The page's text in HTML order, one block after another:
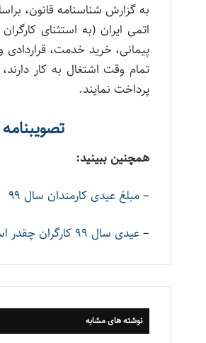
به گزارش شناسنامه قانون،
اتمی ایران (به استثنای
پیمانی، خرید خدمت،
تمام وقت اشتغال به کار
پرداخت نمایند.
همچنین ببینید:
–مبلغ عیدی کارمندان سال ۹۹
–عیدی سال 99 کارگران چقدر است؟
نوشته های مشابه